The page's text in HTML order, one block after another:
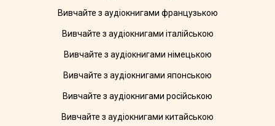
Вивчайте з аудіокнигами французькою
Вивчайте з аудіокнигами італійською
Вивчайте з аудіокнигами німецькою
Вивчайте з аудіокнигами японською
Вивчайте з аудіокнигами російською
Вивчайте з аудіокнигами китайською